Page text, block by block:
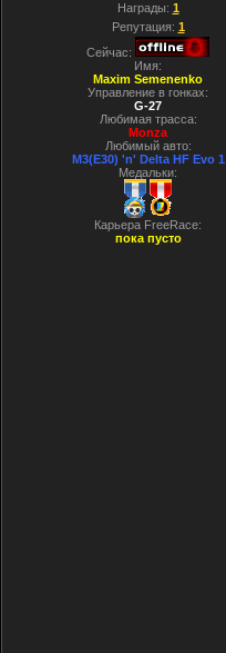
Награды: 1
Репутация: 1
Сейчас:
Имя:
Maxim Semenenko
Управление в гонках:
G-27
Любимая трасса:
Monza
Любимый авто:
M3(E30) 'n' Delta HF Evo 1
Медальки:
Карьера FreeRace:
пока пусто